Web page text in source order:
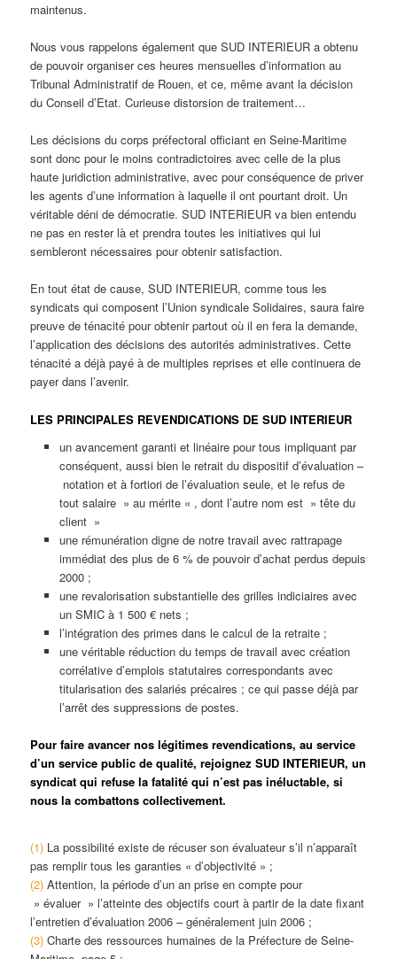
maintenus.
Nous vous rappelons également que SUD INTERIEUR a obtenu
de pouvoir organiser ces heures mensuelles d’information au
Tribunal Administratif de Rouen, et ce, même avant la décision
du Conseil d’Etat. Curieuse distorsion de traitement…
Les décisions du corps préfectoral officiant en Seine-Maritime
sont donc pour le moins contradictoires avec celle de la plus
haute juridiction administrative, avec pour conséquence de priver
les agents d’une information à laquelle il ont pourtant droit. Un
véritable déni de démocratie. SUD INTERIEUR va bien entendu
ne pas en rester là et prendra toutes les initiatives qui lui
sembleront nécessaires pour obtenir satisfaction.
En tout état de cause, SUD INTERIEUR, comme tous les
syndicats qui composent l’Union syndicale Solidaires, saura faire
preuve de ténacité pour obtenir partout où il en fera la demande,
l’application des décisions des autorités administratives. Cette
ténacité a déjà payé à de multiples reprises et elle continuera de
payer dans l’avenir.
LES PRINCIPALES REVENDICATIONS DE SUD INTERIEUR
un avancement garanti et linéaire pour tous impliquant par
conséquent, aussi bien le retrait du dispositif d’évaluation –
notation et à fortiori de l’évaluation seule, et le refus de
tout salaire » au mérite « , dont l’autre nom est » tête du
client »
une rémunération digne de notre travail avec rattrapage
immédiat des plus de 6 % de pouvoir d’achat perdus depuis
2000 ;
une revalorisation substantielle des grilles indiciaires avec
un SMIC à 1 500 € nets ;
l’intégration des primes dans le calcul de la retraite ;
une véritable réduction du temps de travail avec création
corrélative d’emplois statutaires correspondants avec
titularisation des salariés précaires ; ce qui passe déjà par
l’arrêt des suppressions de postes.
Pour faire avancer nos légitimes revendications, au service
d’un service public de qualité, rejoignez SUD INTERIEUR, un
syndicat qui refuse la fatalité qui n’est pas inéluctable, si
nous la combattons collectivement.
(1) La possibilité existe de récuser son évaluateur s’il n’apparaît
pas remplir tous les garanties « d’objectivité » ;
(2) Attention, la période d’un an prise en compte pour
» évaluer » l’atteinte des objectifs court à partir de la date fixant
l’entretien d’évaluation 2006 – généralement juin 2006 ;
(3) Charte des ressources humaines de la Préfecture de Seine-